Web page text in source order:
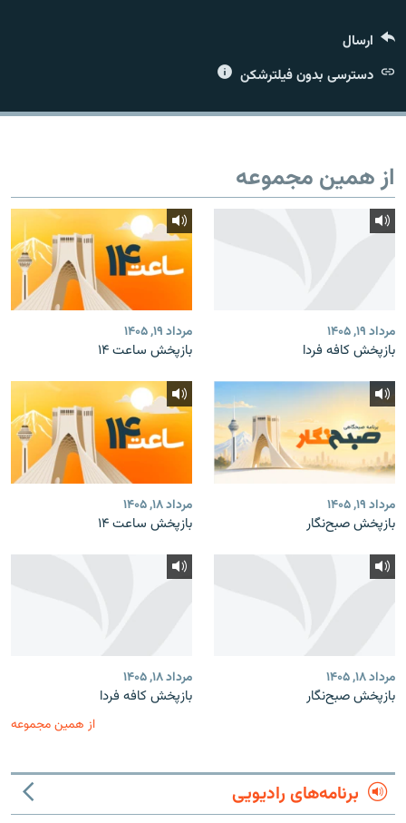
زبان‌های دیگر
ارسال
دسترسی بدون فیلترشکن
از همین مجموعه
مرداد ۱۹, ۱۴۰۵
بازپخش کافه فردا
مرداد ۱۹, ۱۴۰۵
بازپخش ساعت ۱۴
مرداد ۱۹, ۱۴۰۵
بازپخش صبح‌نگار
مرداد ۱۸, ۱۴۰۵
بازپخش ساعت ۱۴
مرداد ۱۸, ۱۴۰۵
بازپخش صبح‌نگار
مرداد ۱۸, ۱۴۰۵
بازپخش کافه فردا
از همین مجموعه
برنامه‌های رادیویی